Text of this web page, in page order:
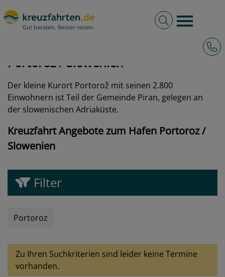
Burger
Volltextsuche
Portoroz / Slowenien
Der kleine Kurort Portorož mit seinen 2.800
Einwohnern ist Teil der Gemeinde Piran, gelegen an
der slowenischen Adriaküste.
Kreuzfahrt Angebote zum Hafen Portoroz /
Slowenien
Filter
Portoroz
Zu Ihren Suchkriterien sind leider keine Termine
vorhanden.